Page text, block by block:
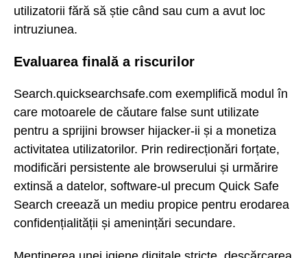
utilizatorii fără să știe când sau cum a avut loc
intruziunea.
Evaluarea finală a riscurilor
Search.quicksearchsafe.com exemplifică modul în
care motoarele de căutare false sunt utilizate
pentru a sprijini browser hijacker-ii și a monetiza
activitatea utilizatorilor. Prin redirecționări forțate,
modificări persistente ale browserului și urmărire
extinsă a datelor, software-ul precum Quick Safe
Search creează un mediu propice pentru erodarea
confidențialității și amenințări secundare.